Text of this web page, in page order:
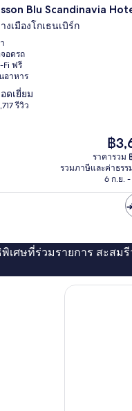
ง
Blu Scandinavia
งเมืองโกเธนเบิร์ก
อดรถ
Fi ฟรี
อาหาร
ดเยี่ยม
รีวิว
ราคา
ปัจจุ
คือ
฿
฿
ราคารวม
รวมภาษีและค่าธรร
6 ก.ย.
เศษที่ร่วมรายการ สะสมรี